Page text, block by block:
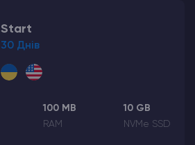
Start
30 Днів
100 MB
RAM
10 GB
NVMe SSD